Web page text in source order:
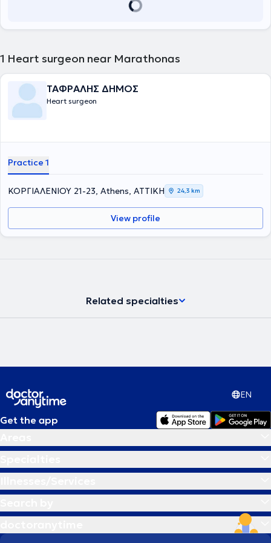
1 Heart surgeon near Marathonas
ΤΑΦΡΑΛΗΣ ΔΗΜΟΣ
Heart surgeon
Practice 1
ΚΟΡΓΙΑΛΕΝΙΟΥ 21-23, Athens, ΑΤΤΙΚΗ 24,3 km
View profile
Related specialties
EN
Get the app